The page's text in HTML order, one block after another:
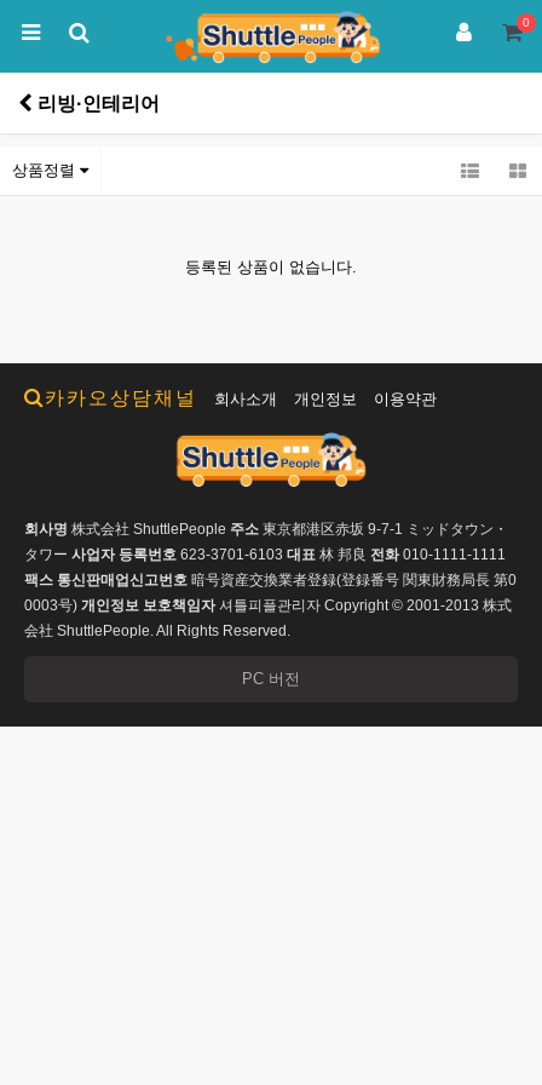
0
리빙·인테리어
상품정렬
등록된 상품이 없습니다.
카카오상담채널 회사소개 개인정보 이용약관
회사명 株式会社 ShuttlePeople 주소 東京都港区赤坂 9-7-1 ミッドタウン・
タワー 사업자 등록번호 623-3701-6103 대표 林 邦良 전화010-1111-1111
팩스 통신판매업신고번호 暗号資産交換業者登録(登録番号 関東財務局長 第0
0003号) 개인정보 보호책임자셔틀피플관리자 Copyright © 2001-2013 株式
会社 ShuttlePeople. All Rights Reserved.
PC 버전